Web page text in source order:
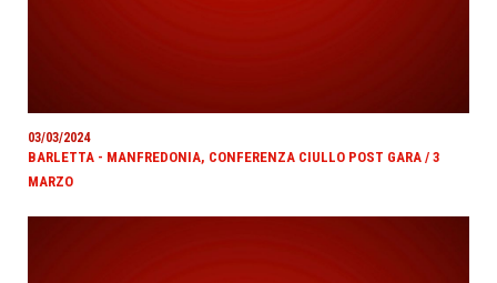
03/03/2024
BARLETTA - MANFREDONIA, CONFERENZA CIULLO POST GARA / 3
MARZO